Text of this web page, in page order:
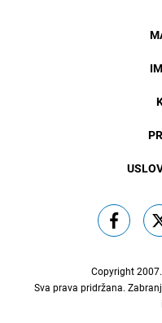
Copyright
Sva prava pridržana.